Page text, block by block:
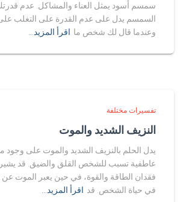
سمسم أسود يمثل العناء والمشاكل. عدم
السمسم يدل على عدم القدرة على التغلب على
وعندما قال لك شخص ما اقرأ المزيد…
تفسيرات مختلفة
النزيف الشديد والموت
يدل الحلم بالنزيف الشديد والموت على
عاطفية تسبب للشخص القلق والضيق. قد يشير
فقدان الطاقة والقوة، في حين يعبر الموت عن
في حياة الشخص. قد اقرأ المزيد…